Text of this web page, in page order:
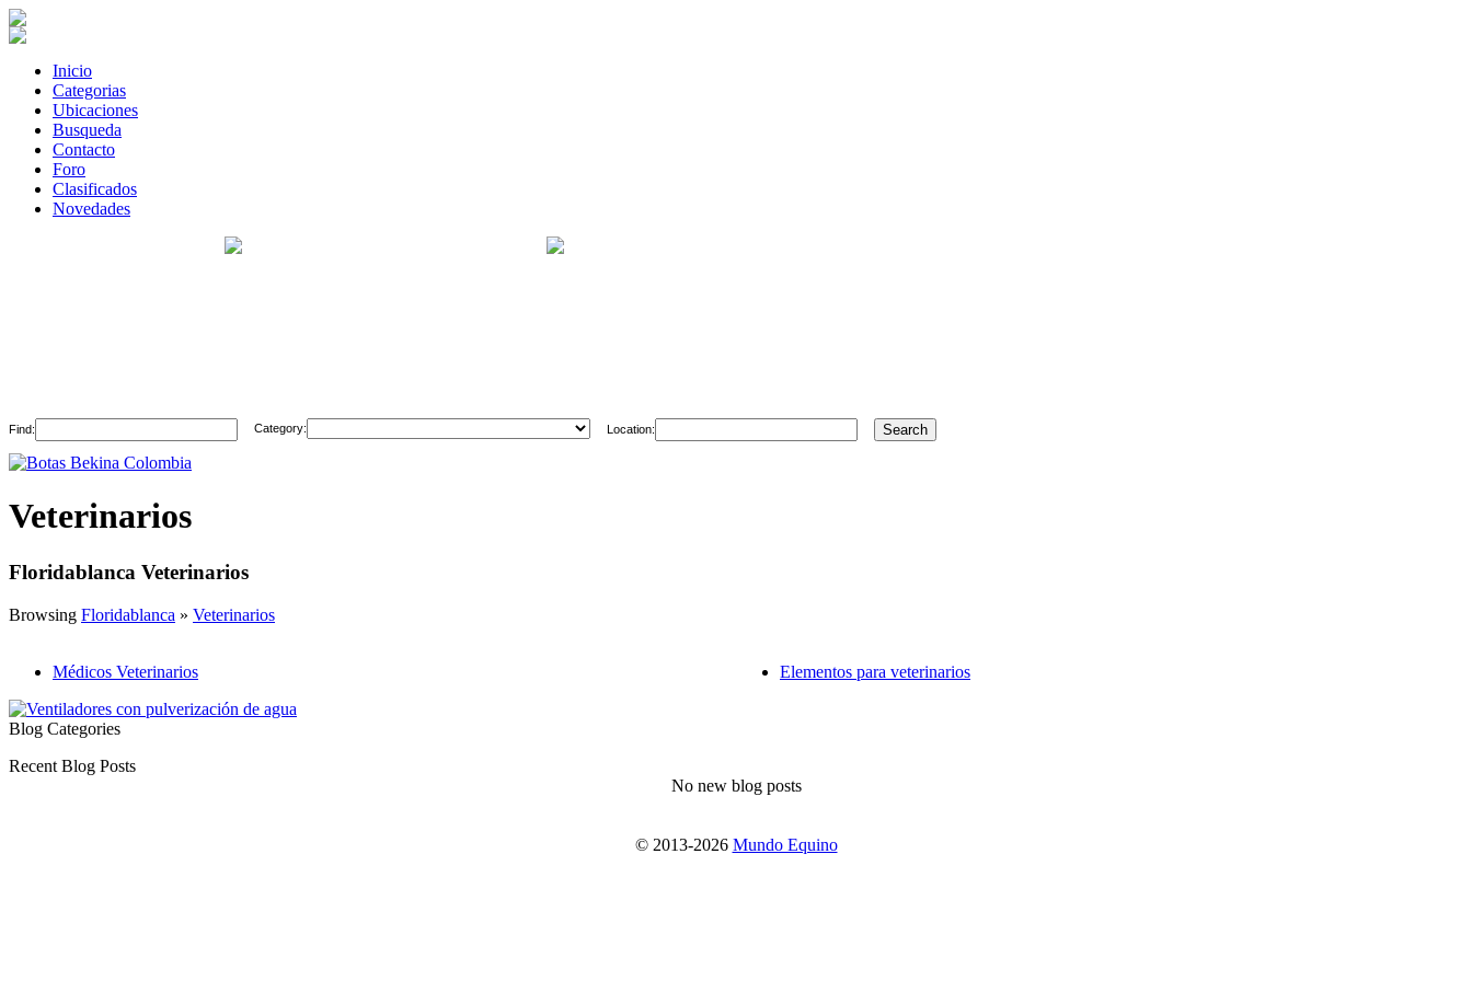
Inicio
Categorias
Ubicaciones
Busqueda
Contacto
Foro
Clasificados
Novedades
Find: Category: Location:
Veterinarios
Floridablanca Veterinarios
Browsing Floridablanca » Veterinarios
Médicos Veterinarios Elementos para veterinarios
Blog Categories
Recent Blog Posts
No new blog posts
© 2013-2026 Mundo Equino